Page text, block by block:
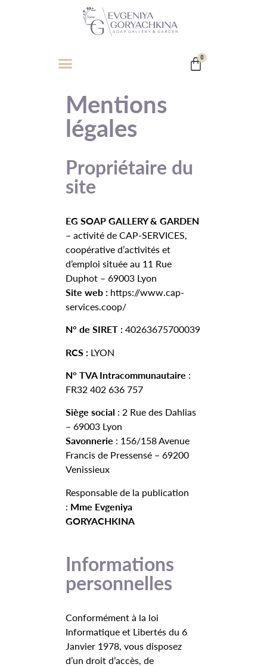
0
Mentions
légales
Propriétaire du
site
EG SOAP GALLERY & GARDEN
– activité de CAP-SERVICES,
coopérative d’activités et
d’emploi située au 11 Rue
Duphot – 69003 Lyon
Site web : https://www.cap-
services.coop/
N° de SIRET : 40263675700039
RCS : LYON
N° TVA Intracommunautaire :
FR32 402 636 757
Siège social : 2 Rue des Dahlias
– 69003 Lyon
Savonnerie : 156/158 Avenue
Francis de Pressensé – 69200
Venissieux
Responsable de la publication
: Mme Evgeniya
GORYACHKINA
Informations
personnelles
Conformément à la loi
Informatique et Libertés du 6
Janvier 1978, vous disposez
d’un droit d’accès, de